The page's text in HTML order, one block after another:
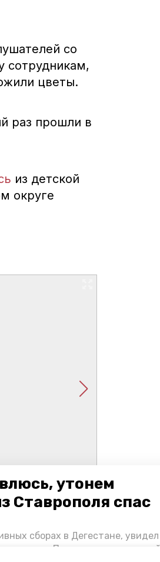
утонем
Ставрополя спас
сборах в Дегестане, увидел
помощь. По возвращении домой,
со
сотрудникам,
цветы.
раз прошли в
из детской
округе